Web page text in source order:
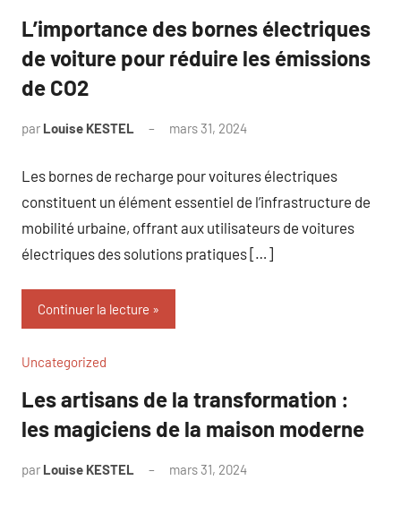
L’importance des bornes électriques
de voiture pour réduire les émissions
de CO2
par Louise KESTEL mars 31, 2024
Les bornes de recharge pour voitures électriques
constituent un élément essentiel de l’infrastructure de
mobilité urbaine, offrant aux utilisateurs de voitures
électriques des solutions pratiques […]
Continuer la lecture
Uncategorized
Les artisans de la transformation :
les magiciens de la maison moderne
par Louise KESTEL mars 31, 2024